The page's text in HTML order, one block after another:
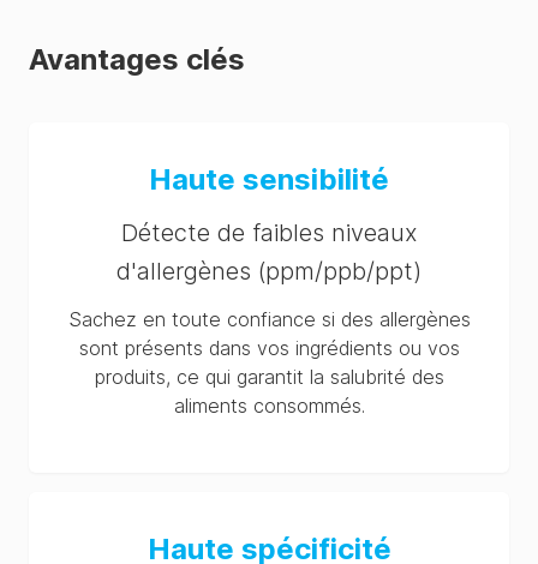
Avantages clés
Haute sensibilité
Détecte de faibles niveaux
d'allergènes (ppm/ppb/ppt)
Sachez en toute confiance si des allergènes
sont présents dans vos ingrédients ou vos
produits, ce qui garantit la salubrité des
aliments consommés.
Haute spécificité